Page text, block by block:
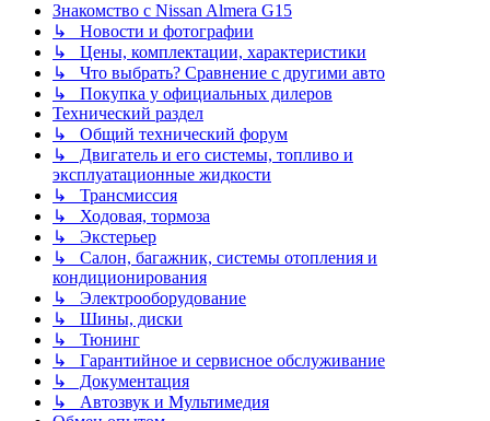
Знакомство с Nissan Almera G15
↳ Новости и фотографии
↳ Цены, комплектации, характеристики
↳ Что выбрать? Сравнение с другими авто
↳ Покупка у официальных дилеров
Технический раздел
↳ Общий технический форум
↳ Двигатель и его системы, топливо и
эксплуатационные жидкости
↳ Трансмиссия
↳ Ходовая, тормоза
↳ Экстерьер
↳ Салон, багажник, системы отопления и
кондиционирования
↳ Электрооборудование
↳ Шины, диски
↳ Тюнинг
↳ Гарантийное и сервисное обслуживание
↳ Документация
↳ Автозвук и Мультимедия